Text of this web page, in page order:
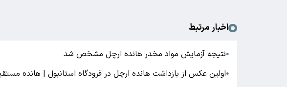
اخبار مرتبط
●نتیجه آزمایش مواد مخدر هانده ارچل مشخص شد
●اولین عکس از بازداشت هانده ارچل در فرودگاه استانبول | هانده